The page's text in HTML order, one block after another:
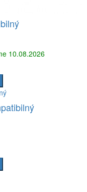
10.08.2026